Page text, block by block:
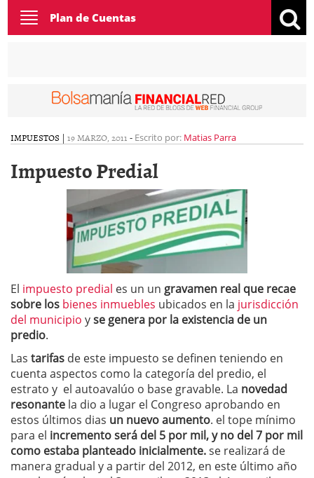
Toggle
navigation
Plan de Cuentas
IMPUESTOS | 19 MARZO, 2011 - Escrito por: Matias Parra
Impuesto Predial
El impuesto predial es un un gravamen real que recae
sobre los bienes inmuebles ubicados en la jurisdicción
del municipio yse genera por la existencia de un
predio.
Las tarifas de este impuesto se definen teniendo en
cuenta aspectos como la categoría del predio, el
estrato y el autoavalúo o base gravable. La novedad
resonante la dio a lugar el Congreso aprobando en
estos últimos dias un nuevo aumento. el tope mínimo
para el incremento será del 5 por mil, y no del 7 por mil
como estaba planteado inicialmente.se realizará de
manera gradual y a partir del 2012, en este último año